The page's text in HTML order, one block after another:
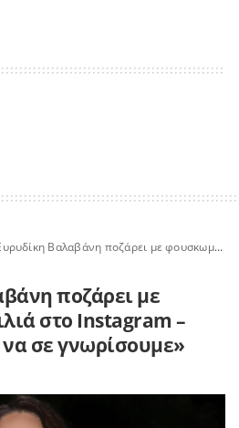
Βαλαβάνη ποζάρει με φουσκωμένη κοιλιά στο Instagram – «Ανυπομονούμε να σε γνωρίσουμε»
ποζάρει με
στο Instagram –
σε γνωρίσουμε»